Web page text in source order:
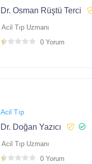
Dr. Osman Rüştü Terci
Acil Tıp Uzmanı
0 Yorum
Acil Tıp
Dr. Doğan Yazıcı
Acil Tıp Uzmanı
0 Yorum